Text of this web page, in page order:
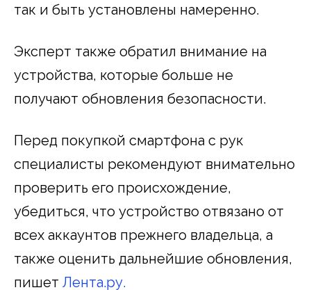
так и быть установлены намеренно.
Эксперт также обратил внимание на
устройства, которые больше не
получают обновления безопасности.
Перед покупкой смартфона с рук
специалисты рекомендуют внимательно
проверить его происхождение,
убедиться, что устройство отвязано от
всех аккаунтов прежнего владельца, а
также оценить дальнейшие обновления,
пишет Лента.ру.